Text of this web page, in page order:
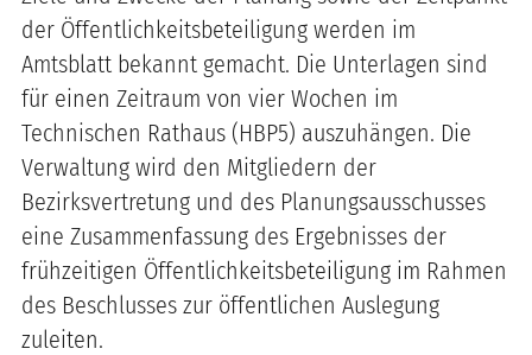
der Öffentlichkeitsbeteiligung werden im
Amtsblatt bekannt gemacht. Die Unterlagen sind
für einen Zeitraum von vier Wochen im
Technischen Rathaus (HBP5) auszuhängen. Die
Verwaltung wird den Mitgliedern der
Bezirksvertretung und des Planungsausschusses
eine Zusammenfassung des Ergebnisses der
frühzeitigen Öffentlichkeitsbeteiligung im Rahmen
des Beschlusses zur öffentlichen Auslegung
zuleiten.